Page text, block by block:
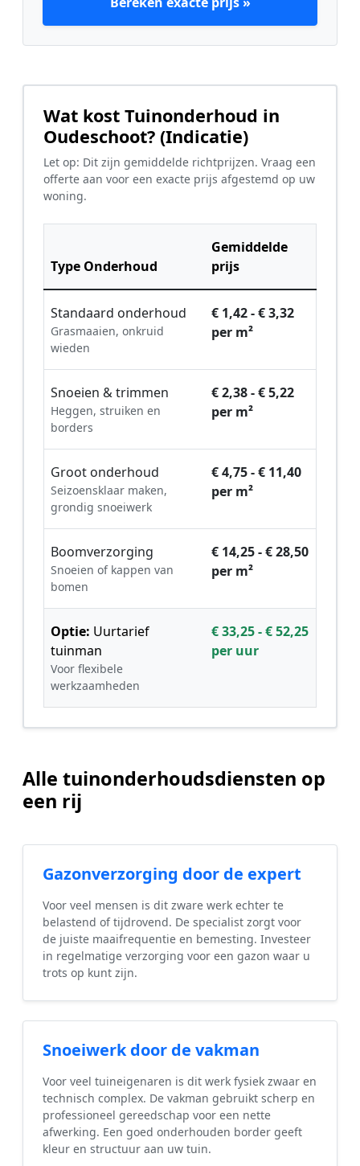
Wat kost Tuinonderhoud in
Oudeschoot? (Indicatie)
Let op: Dit zijn gemiddelde richtprijzen. Vraag een
offerte aan voor een exacte prijs afgestemd op uw
woning.
Type Onderhoud
Gemiddelde
prijs
Standaard onderhoud
Grasmaaien, onkruid
wieden
€ 1,42 - € 3,32
per m²
Snoeien & trimmen
Heggen, struiken en
borders
€ 2,38 - € 5,22
per m²
Groot onderhoud
Seizoensklaar maken,
grondig snoeiwerk
€ 4,75 - € 11,40
per m²
Boomverzorging
Snoeien of kappen van
bomen
€ 14,25 - € 28,50
per m²
Optie: Uurtarief
tuinman
Voor flexibele
werkzaamheden
€ 33,25 - € 52,25
per uur
Alle tuinonderhoudsdiensten op
een rij
Gazonverzorging door de expert
Voor veel mensen is dit zware werk echter te
belastend of tijdrovend. De specialist zorgt voor
de juiste maaifrequentie en bemesting. Investeer
in regelmatige verzorging voor een gazon waar u
trots op kunt zijn.
Snoeiwerk door de vakman
Voor veel tuineigenaren is dit werk fysiek zwaar en
technisch complex. De vakman gebruikt scherp en
professioneel gereedschap voor een nette
afwerking. Een goed onderhouden border geeft
kleur en structuur aan uw tuin.